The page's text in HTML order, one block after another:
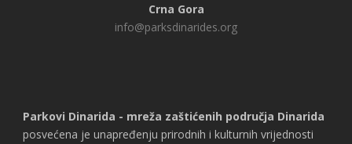
Crna Gora
info@parksdinarides.org
Parkovi Dinarida - mreža zaštićenih područja Dinarida
posvećena je unapređenju prirodnih i kulturnih vrijednosti